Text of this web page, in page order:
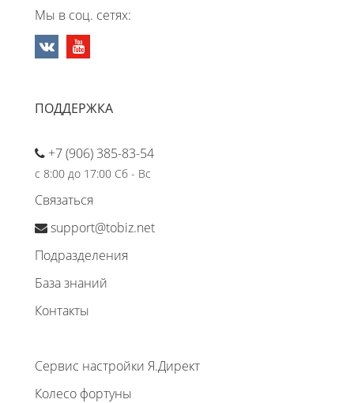
Мы в соц. сетях:
ПОДДЕРЖКА
+7 (906) 385-83-54
с 8:00 до 17:00 Сб - Вс
Связаться
support@tobiz.net
Подразделения
База знаний
Контакты
Сервис настройки Я.Директ
Колесо фортуны